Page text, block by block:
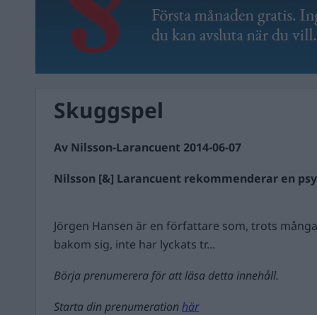
Skuggspel
Av Nilsson-Larancuent 2014-06-07
Nilsson [&] Larancuent rekommenderar en
Jörgen Hansen är en författare som, trots
bakom sig, inte har lyckats tr...
Börja prenumerera för att läsa detta innehåll.
Starta din prenumerationhär